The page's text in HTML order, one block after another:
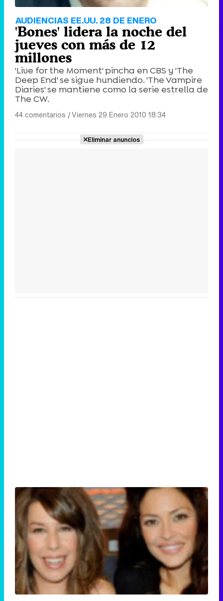
AUDIENCIAS EE.UU. 28 DE ENERO
'Bones' lidera la noche del
jueves con más de 12
millones
'Live for the Moment' pincha en CBS y 'The
Deep End' se sigue hundiendo. 'The Vampire
Diaries' se mantiene como la serie estrella de
The CW.
44 comentarios |Viernes 29 Enero 2010 18:34
Eliminar anuncios